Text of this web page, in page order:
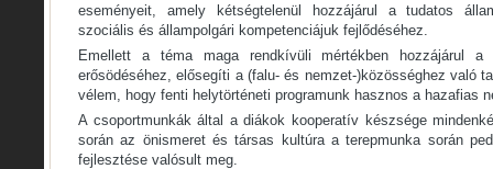
eseményeit, amely kétségtelenül hozzájárul a tudatos
szociális és állampolgári kompetenciájuk fejlődéséhez.
Emellett a téma maga rendkívüli mértékben hozzájárul a
erősödéséhez, elősegíti a (falu- és nemzet-)közösséghez való
vélem, hogy fenti helytörténeti programunk hasznos a hazafias
A csoportmunkák által a diákok kooperatív készsége
során az önismeret és társas kultúra a terepmunka során
fejlesztése valósult meg.